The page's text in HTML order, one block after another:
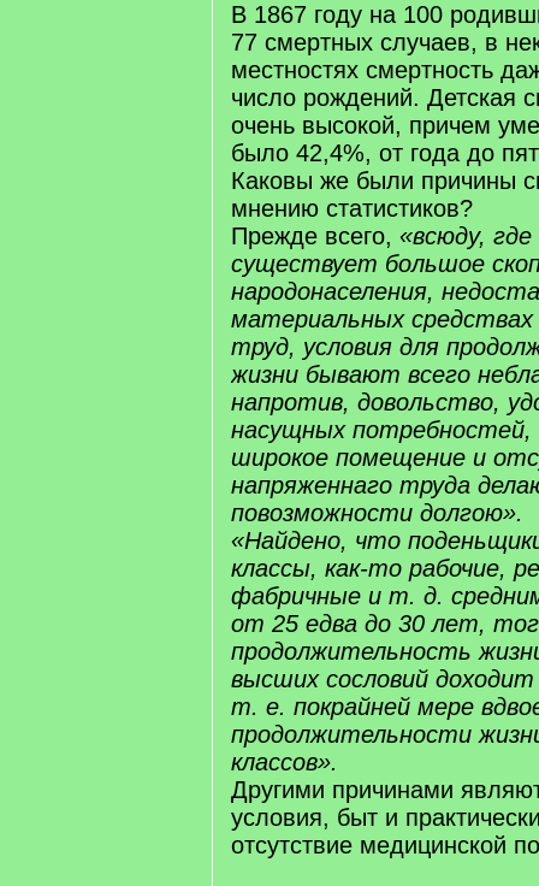
В 1867 году на 100
77 смертных случаев, в
местностях смертность
число рождений. Детская
очень высокой, причем
было 42,4%, от года до
Каковы же были причины
мнению статистиков?
Прежде всего, «всюду,
существует большое
народонаселения,
материальных средствах
труд, условия для
жизни бывают всего
напротив, довольство,
насущных потребностей,
широкое помещение и
напряженнаго труда
повозможности долгою».
«Найдено, что
классы, как-то рабочие,
фабричные и т. д.
от 25 едва до 30 лет,
продолжительность
высших сословий
т. е. покрайней мере
продолжительности
классов».
Другими причинами
условия, быт и
отсутствие медицинской